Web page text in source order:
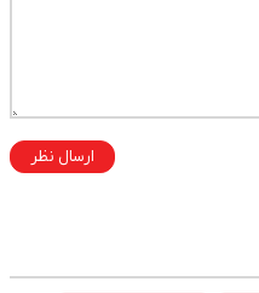
ارسال نظر